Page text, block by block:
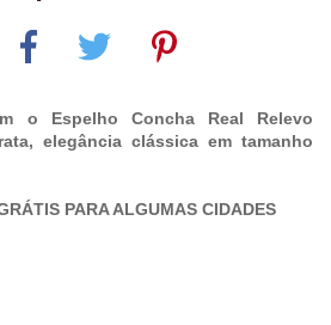
o Espelho Concha Real Relevo
elegância clássica em tamanho
PARA ALGUMAS CIDADES